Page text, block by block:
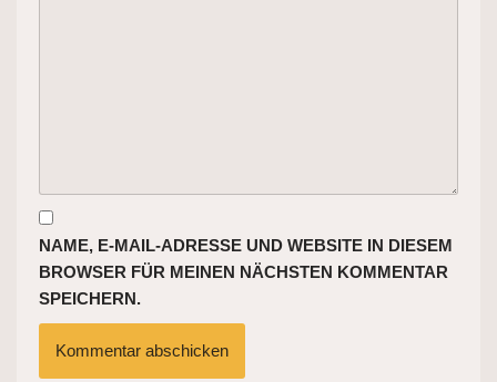
NAME, E-MAIL-ADRESSE UND WEBSITE IN DIESEM
BROWSER FÜR MEINEN NÄCHSTEN KOMMENTAR
SPEICHERN.